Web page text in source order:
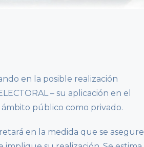
en la posible realización
– su aplicación en el
público como privado.
en la medida que se asegure